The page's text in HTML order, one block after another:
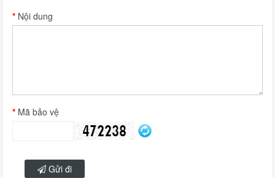
Nội dung
Mã bảo vệ
Gửi đi